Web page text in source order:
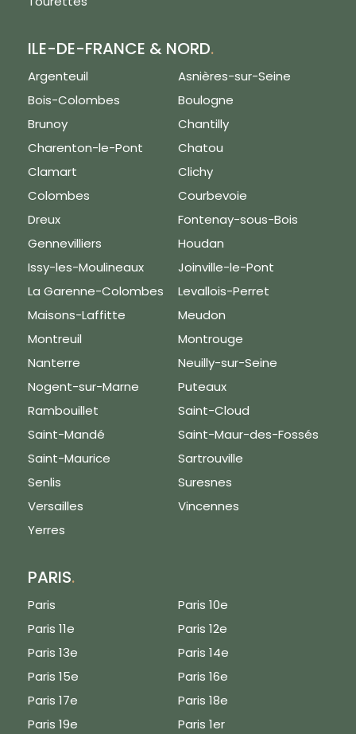
ILE-DE-FRANCE & NORD.
Argenteuil
Asnières-sur-Seine
Bois-Colombes
Boulogne
Brunoy
Chantilly
Charenton-le-Pont
Chatou
Clamart
Clichy
Colombes
Courbevoie
Dreux
Fontenay-sous-Bois
Gennevilliers
Houdan
Issy-les-Moulineaux
Joinville-le-Pont
La Garenne-Colombes
Levallois-Perret
Maisons-Laffitte
Meudon
Montreuil
Montrouge
Nanterre
Neuilly-sur-Seine
Nogent-sur-Marne
Puteaux
Rambouillet
Saint-Cloud
Saint-Mandé
Saint-Maur-des-Fossés
Saint-Maurice
Sartrouville
Senlis
Suresnes
Versailles
Vincennes
Yerres
PARIS.
Paris
Paris 10e
Paris 11e
Paris 12e
Paris 13e
Paris 14e
Paris 15e
Paris 16e
Paris 17e
Paris 18e
Paris 19e
Paris 1er